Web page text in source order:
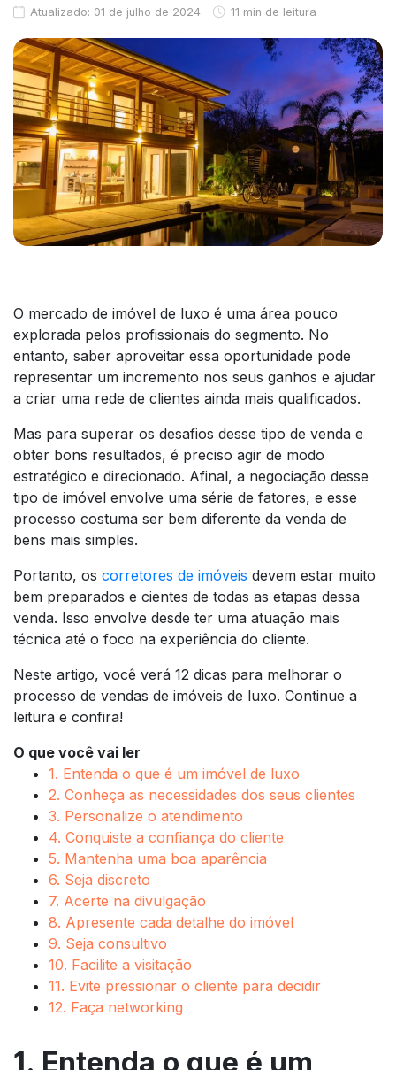
Atualizado: 01 de julho de 2024 11 min de leitura
O mercado de imóvel de luxo é uma área pouco
explorada pelos profissionais do segmento. No
entanto, saber aproveitar essa oportunidade pode
representar um incremento nos seus ganhos e ajudar
a criar uma rede de clientes ainda mais qualificados.
Mas para superar os desafios desse tipo de venda e
obter bons resultados, é preciso agir de modo
estratégico e direcionado. Afinal, a negociação desse
tipo de imóvel envolve uma série de fatores, e esse
processo costuma ser bem diferente da venda de
bens mais simples.
Portanto, os corretores de imóveis devem estar muito
bem preparados e cientes de todas as etapas dessa
venda. Isso envolve desde ter uma atuação mais
técnica até o foco na experiência do cliente.
Neste artigo, você verá 12 dicas para melhorar o
processo de vendas de imóveis de luxo. Continue a
leitura e confira!
O que você vai ler
1. Entenda o que é um imóvel de luxo
2. Conheça as necessidades dos seus clientes
3. Personalize o atendimento
4. Conquiste a confiança do cliente
5. Mantenha uma boa aparência
6. Seja discreto
7. Acerte na divulgação
8. Apresente cada detalhe do imóvel
9. Seja consultivo
10. Facilite a visitação
11. Evite pressionar o cliente para decidir
12. Faça networking
1. Entenda o que é um